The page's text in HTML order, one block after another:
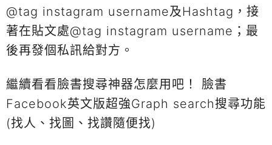
@tag instagram username及Hashtag，接
著在貼文處@tag instagram username；最
後再發個私訊給對方。
繼續看看臉書搜尋神器怎麼用吧！ 臉書
Facebook英文版超強Graph search搜尋功能
(找人、找圖、找讚隨便找)